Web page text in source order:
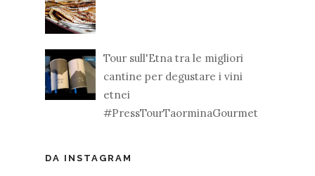
Tour sull'Etna tra le migliori
cantine per degustare i vini
etnei
#PressTourTaorminaGourmet
DA INSTAGRAM